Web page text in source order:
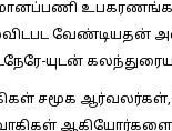
வேண்டியதன்
யுடன்
சமூக
ஆகியோர்களை